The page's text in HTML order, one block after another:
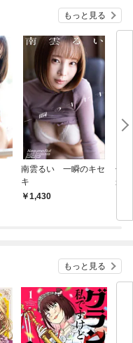
もっと見る
南雲るい 一瞬のキセ
キ
1,430
七
か
もっと見る